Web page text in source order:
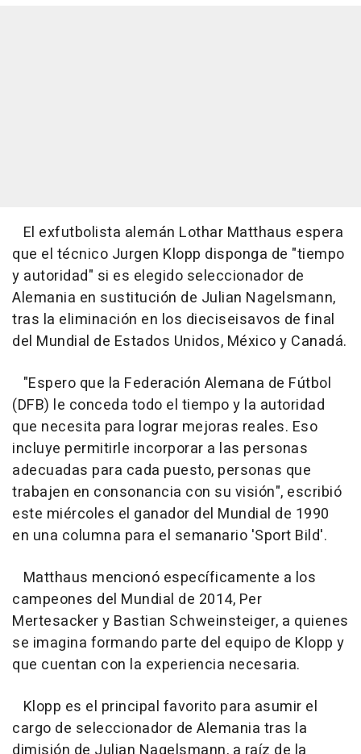
El exfutbolista alemán Lothar Matthaus espera
que el técnico Jurgen Klopp disponga de "tiempo
y autoridad" si es elegido seleccionador de
Alemania en sustitución de Julian Nagelsmann,
tras la eliminación en los dieciseisavos de final
del Mundial de Estados Unidos, México y Canadá.
"Espero que la Federación Alemana de Fútbol
(DFB) le conceda todo el tiempo y la autoridad
que necesita para lograr mejoras reales. Eso
incluye permitirle incorporar a las personas
adecuadas para cada puesto, personas que
trabajen en consonancia con su visión", escribió
este miércoles el ganador del Mundial de 1990
en una columna para el semanario 'Sport Bild'.
Matthaus mencionó específicamente a los
campeones del Mundial de 2014, Per
Mertesacker y Bastian Schweinsteiger, a quienes
se imagina formando parte del equipo de Klopp y
que cuentan con la experiencia necesaria.
Klopp es el principal favorito para asumir el
cargo de seleccionador de Alemania tras la